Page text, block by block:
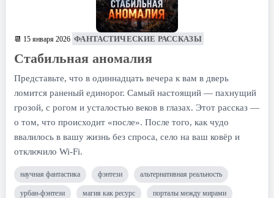
📆 15 января 2026 ФАНТАСТИЧЕСКИЕ РАССКАЗЫ
Стабильная аномалия
Представьте, что в одиннадцать вечера к вам в дверь
ломится раненый единорог. Самый настоящий — пахнущий
грозой, с рогом и усталостью веков в глазах. Этот рассказ —
о том, что происходит «после». После того, как чудо
ввалилось в вашу жизнь без спроса, село на ваш ковёр и
отключило Wi-Fi.
научная фантастика фэнтези альтернативная реальность
урбан-фэнтези магия как ресурс порталы между мирами